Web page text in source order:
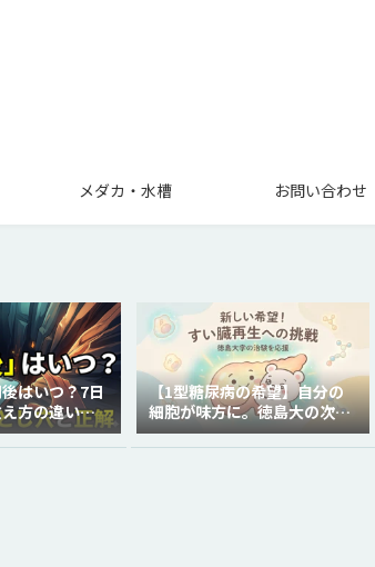
メダカ・水槽 お問い合わせ
はいつ？7日
方の違いを
【1型糖尿病の希望】自分の
細胞が味方に。徳島大の次世
代再生医療